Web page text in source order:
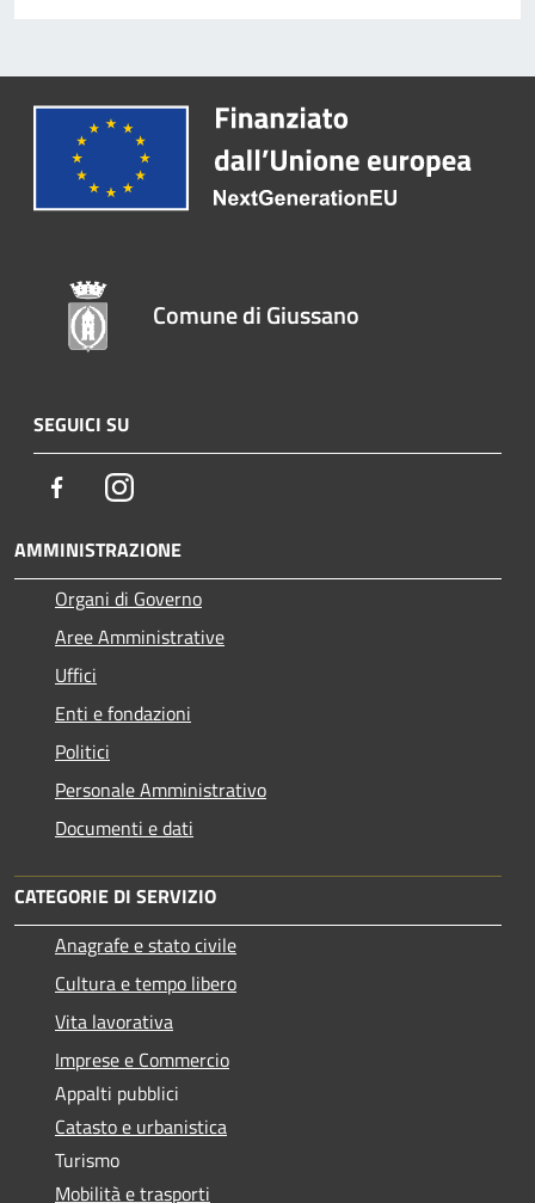
Comune di Giussano
SEGUICI SU
FacebookInstagram
AMMINISTRAZIONE
Organi di Governo
Aree Amministrative
Uffici
Enti e fondazioni
Politici
Personale Amministrativo
Documenti e dati
CATEGORIE DI SERVIZIO
Anagrafe e stato civile
Cultura e tempo libero
Vita lavorativa
Imprese e Commercio
Appalti pubblici
Catasto e urbanistica
Turismo
Mobilità e trasporti